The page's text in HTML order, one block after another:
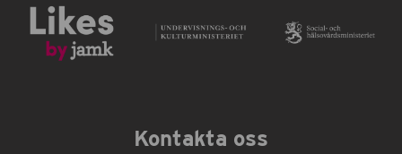
Kontakta oss